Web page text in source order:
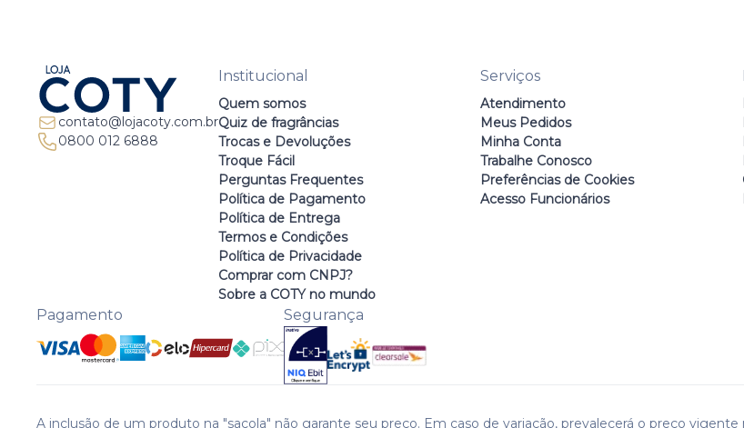
contato@lojacoty.com.br
0800 012 6888
Institucional
Quem somos
Quiz de fragrâncias
Trocas e Devoluções
Troque Fácil
Perguntas Frequentes
Política de Pagamento
Política de Entrega
Termos e Condições
Política de Privacidade
Comprar com CNPJ?
Sobre a COTY no mundo
Serviços
Atendimento
Meus Pedidos
Minha Conta
Trabalhe Conosco
Preferências de Cookies
Acesso Funcionários
Pagamento Segurança
A inclusão de um produto na "sacola" não garante seu preço. Em caso de variação, prevalecerá o preço